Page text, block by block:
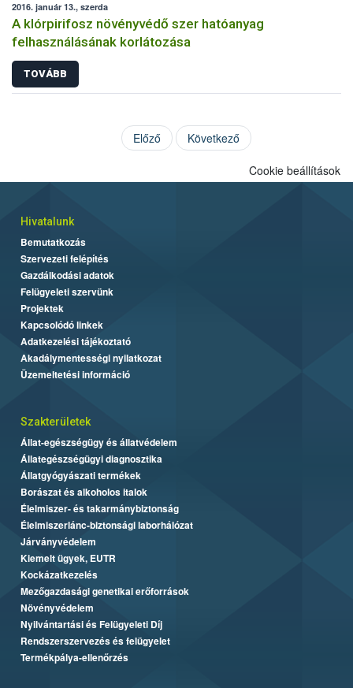
2016. január 13., szerda
A klórpirifosz növényvédő szer hatóanyag
felhasználásának korlátozása
TOVÁBB
Előző Következő
Cookie beállítások
Hivatalunk
Bemutatkozás
Szervezeti felépítés
Gazdálkodási adatok
Felügyeleti szervünk
Projektek
Kapcsolódó linkek
Adatkezelési tájékoztató
Akadálymentességi nyilatkozat
Üzemeltetési információ
Szakterületek
Állat-egészségügy és állatvédelem
Állategészségügyi diagnosztika
Állatgyógyászati termékek
Borászat és alkoholos italok
Élelmiszer- és takarmánybiztonság
Élelmiszerlánc-biztonsági laborhálózat
Járványvédelem
Kiemelt ügyek, EUTR
Kockázatkezelés
Mezőgazdasági genetikai erőforrások
Növényvédelem
Nyilvántartási és Felügyeleti Díj
Rendszerszervezés és felügyelet
Termékpálya-ellenőrzés